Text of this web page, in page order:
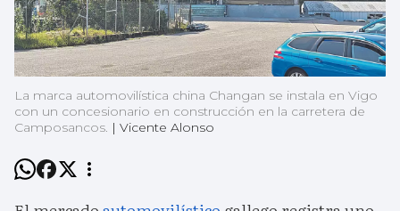
La marca automovilística china Changan se instala en Vigo
con un concesionario en construcción en la carretera de
Camposancos. | Vicente Alonso